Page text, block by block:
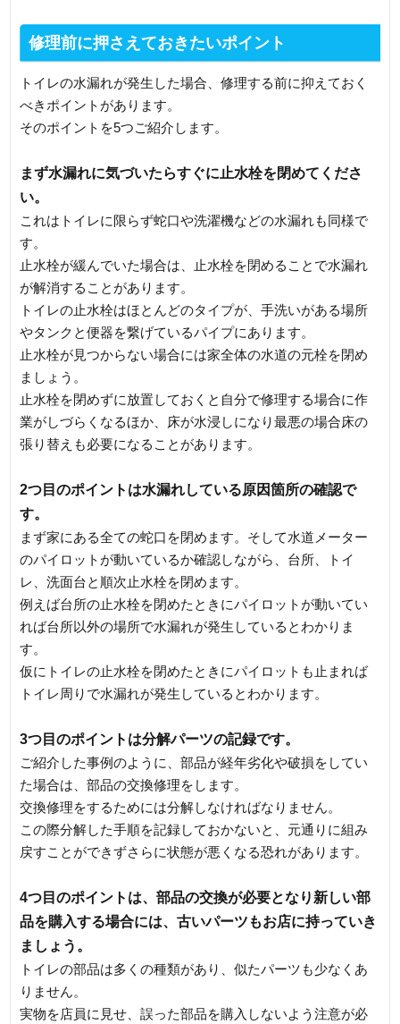
修理前に押さえておきたいポイント
トイレの水漏れが発生した場合、修理する前に抑えておく
べきポイントがあります。
そのポイントを5つご紹介します。
まず水漏れに気づいたらすぐに止水栓を閉めてくださ
い。
これはトイレに限らず蛇口や洗濯機などの水漏れも同様で
す。
止水栓が緩んでいた場合は、止水栓を閉めることで水漏れ
が解消することがあります。
トイレの止水栓はほとんどのタイプが、手洗いがある場所
やタンクと便器を繋げているパイプにあります。
止水栓が見つからない場合には家全体の水道の元栓を閉め
ましょう。
止水栓を閉めずに放置しておくと自分で修理する場合に作
業がしづらくなるほか、床が水浸しになり最悪の場合床の
張り替えも必要になることがあります。
2つ目のポイントは水漏れしている原因箇所の確認で
す。
まず家にある全ての蛇口を閉めます。そして水道メーター
のパイロットが動いているか確認しながら、台所、トイ
レ、洗面台と順次止水栓を閉めます。
例えば台所の止水栓を閉めたときにパイロットが動いてい
れば台所以外の場所で水漏れが発生しているとわかりま
す。
仮にトイレの止水栓を閉めたときにパイロットも止まれば
トイレ周りで水漏れが発生しているとわかります。
3つ目のポイントは分解パーツの記録です。
ご紹介した事例のように、部品が経年劣化や破損をしてい
た場合は、部品の交換修理をします。
交換修理をするためには分解しなければなりません。
この際分解した手順を記録しておかないと、元通りに組み
戻すことができずさらに状態が悪くなる恐れがあります。
4つ目のポイントは、部品の交換が必要となり新しい部
品を購入する場合には、古いパーツもお店に持っていき
ましょう。
トイレの部品は多くの種類があり、似たパーツも少なくあ
りません。
実物を店員に見せ、誤った部品を購入しないよう注意が必